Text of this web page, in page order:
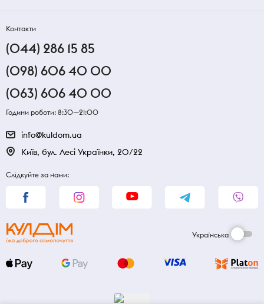
Контакти
(044) 286 15 85
(098) 606 40 00
(063) 606 40 00
Години роботи: 8:30—21:00
info@kuldom.ua
Київ, бул. Лесі Українки, 20/22
Слідкуйте за нами:
Українська